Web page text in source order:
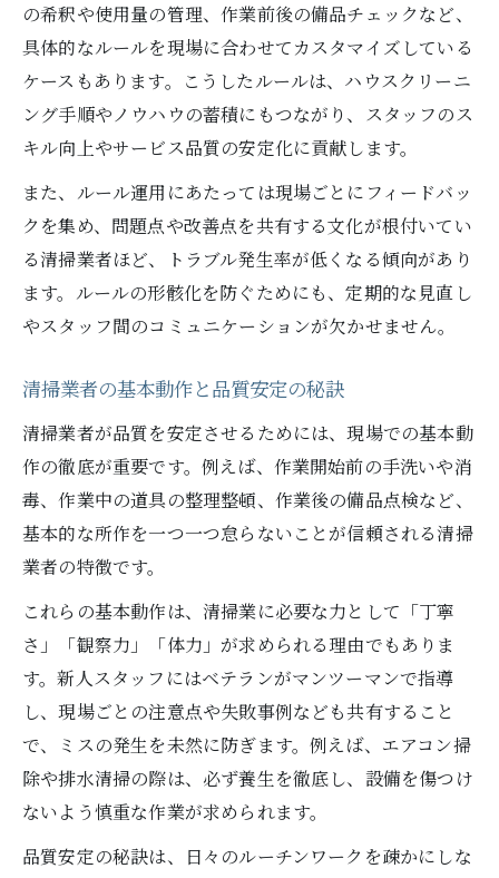
の希釈や使用量の管理、作業前後の備品チェックなど、
具体的なルールを現場に合わせてカスタマイズしている
ケースもあります。こうしたルールは、ハウスクリーニ
ング手順やノウハウの蓄積にもつながり、スタッフのス
キル向上やサービス品質の安定化に貢献します。
また、ルール運用にあたっては現場ごとにフィードバッ
クを集め、問題点や改善点を共有する文化が根付いてい
る清掃業者ほど、トラブル発生率が低くなる傾向があり
ます。ルールの形骸化を防ぐためにも、定期的な見直し
やスタッフ間のコミュニケーションが欠かせません。
清掃業者の基本動作と品質安定の秘訣
清掃業者が品質を安定させるためには、現場での基本動
作の徹底が重要です。例えば、作業開始前の手洗いや消
毒、作業中の道具の整理整頓、作業後の備品点検など、
基本的な所作を一つ一つ怠らないことが信頼される清掃
業者の特徴です。
これらの基本動作は、清掃業に必要な力として「丁寧
さ」「観察力」「体力」が求められる理由でもありま
す。新人スタッフにはベテランがマンツーマンで指導
し、現場ごとの注意点や失敗事例なども共有すること
で、ミスの発生を未然に防ぎます。例えば、エアコン掃
除や排水清掃の際は、必ず養生を徹底し、設備を傷つけ
ないよう慎重な作業が求められます。
品質安定の秘訣は、日々のルーチンワークを疎かにしな